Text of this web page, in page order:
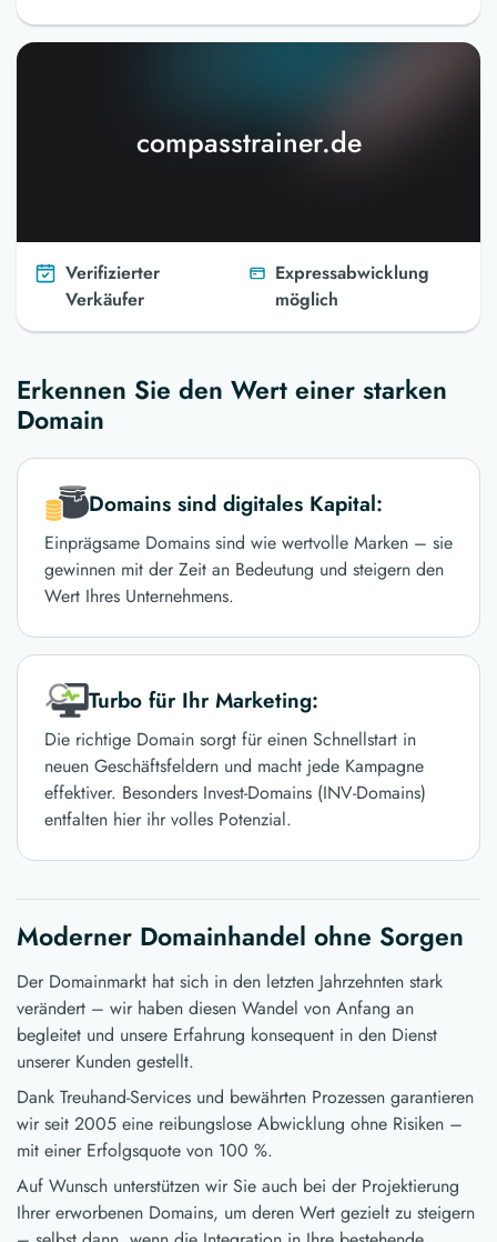
compasstrainer.de
Verifizierter
Verkäufer
Expressabwicklung
möglich
Erkennen Sie den Wert einer starken
Domain
Domains sind digitales Kapital:
Einprägsame Domains sind wie wertvolle Marken – sie
gewinnen mit der Zeit an Bedeutung und steigern den
Wert Ihres Unternehmens.
Turbo für Ihr Marketing:
Die richtige Domain sorgt für einen Schnellstart in
neuen Geschäftsfeldern und macht jede Kampagne
effektiver. Besonders Invest-Domains (INV-Domains)
entfalten hier ihr volles Potenzial.
Moderner Domainhandel ohne Sorgen
Der Domainmarkt hat sich in den letzten Jahrzehnten stark
verändert – wir haben diesen Wandel von Anfang an
begleitet und unsere Erfahrung konsequent in den Dienst
unserer Kunden gestellt.
Dank Treuhand-Services und bewährten Prozessen garantieren
wir seit 2005 eine reibungslose Abwicklung ohne Risiken –
mit einer Erfolgsquote von 100 %.
Auf Wunsch unterstützen wir Sie auch bei der Projektierung
Ihrer erworbenen Domains, um deren Wert gezielt zu steigern